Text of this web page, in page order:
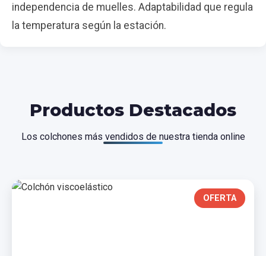
independencia de muelles. Adaptabilidad que regula
la temperatura según la estación.
Productos Destacados
Los colchones más vendidos de nuestra tienda online
OFERTA